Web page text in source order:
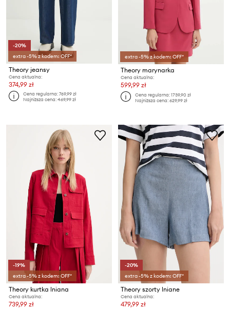
-20%
extra -5% z kodem: OFF*
Theory jeansy
Cena aktualna:
374,99 zł
Cena regularna:769,99 zł
Najniższa cena:469,99 zł
extra -5% z kodem: OFF*
Theory marynarka
Cena aktualna:
599,99 zł
Cena regularna:1739,90 zł
Najniższa cena:629,99 zł
-19%
extra -5% z kodem: OFF*
Theory kurtka lniana
Cena aktualna:
739,99 zł
-20%
extra -5% z kodem: OFF*
Theory szorty lniane
Cena aktualna:
479,99 zł